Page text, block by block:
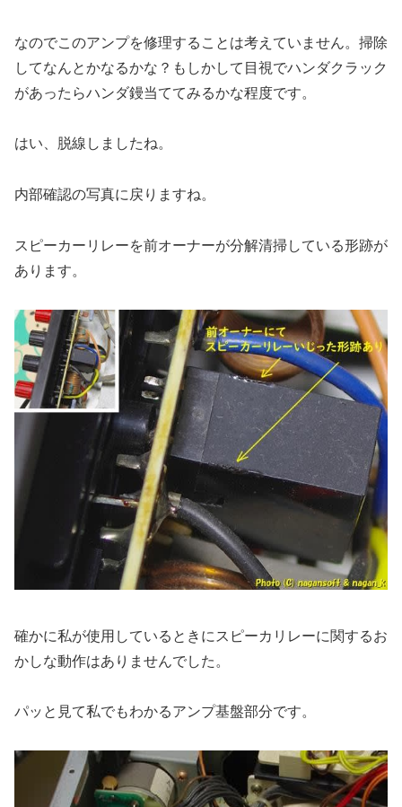
なのでこのアンプを修理することは考えていません。掃除
してなんとかなるかな？もしかして目視でハンダクラック
があったらハンダ鏝当ててみるかな程度です。
はい、脱線しましたね。
内部確認の写真に戻りますね。
スピーカーリレーを前オーナーが分解清掃している形跡が
あります。
確かに私が使用しているときにスピーカリレーに関するお
かしな動作はありませんでした。
パッと見て私でもわかるアンプ基盤部分です。